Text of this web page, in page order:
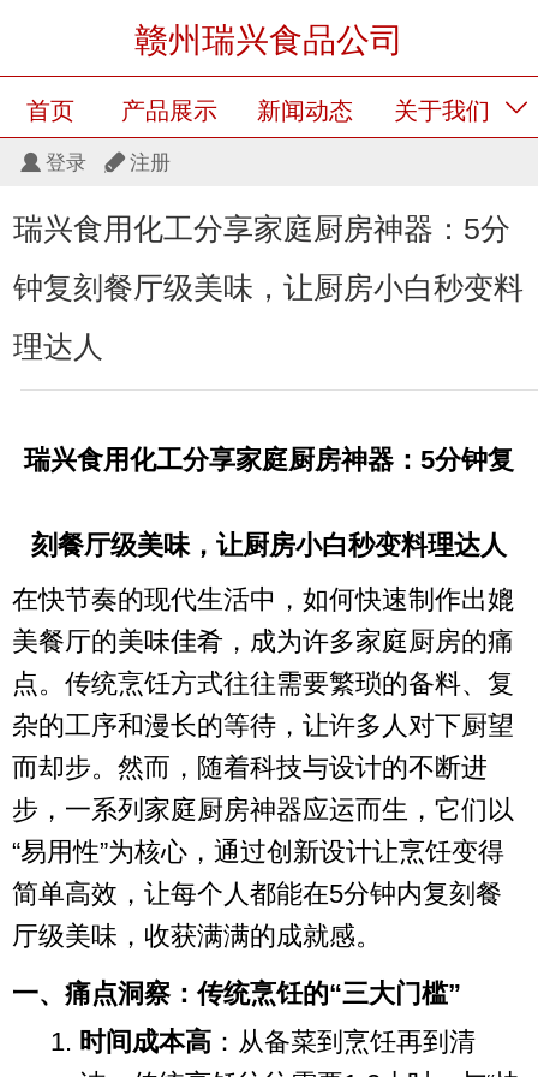
赣州瑞兴食品公司
首页 产品展示 新闻动态 关于我们
留言板 产品展示
登录 注册
瑞兴食用化工分享家庭厨房神器：5分
钟复刻餐厅级美味，让厨房小白秒变料
理达人
瑞兴食用化工分享家庭厨房神器：5分钟复
刻餐厅级美味，让厨房小白秒变料理达人
在快节奏的现代生活中，如何快速制作出媲
美餐厅的美味佳肴，成为许多家庭厨房的痛
点。传统烹饪方式往往需要繁琐的备料、复
杂的工序和漫长的等待，让许多人对下厨望
而却步。然而，随着科技与设计的不断进
步，一系列家庭厨房神器应运而生，它们以
“易用性”为核心，通过创新设计让烹饪变得
简单高效，让每个人都能在5分钟内复刻餐
厅级美味，收获满满的成就感。
一、痛点洞察：传统烹饪的“三大门槛”
时间成本高：从备菜到烹饪再到清